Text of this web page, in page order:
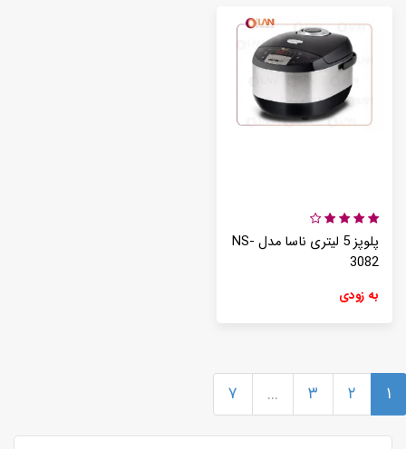
پلوپز 5 لیتری ناسا مدل NS-
3082
به زودی
۱ ۲ ۳ ... ۷